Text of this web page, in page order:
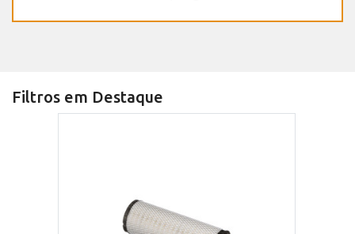
Filtros em Destaque